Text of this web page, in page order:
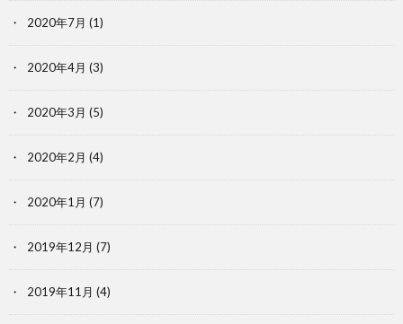
2020年7月 (1)
2020年4月 (3)
2020年3月 (5)
2020年2月 (4)
2020年1月 (7)
2019年12月 (7)
2019年11月 (4)